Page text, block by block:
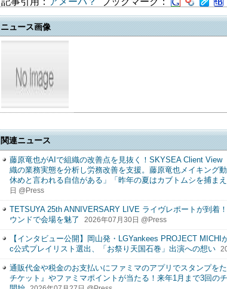
ニュース画像
関連ニュース
藤原竜也がAIで組織の改善点を見抜く！SKYSEA Client
織の業務実態を分析し労務改善を支援。藤原竜也メイキング
休めと言われる自信がある」「昨年の夏はカブトムシを捕ま
日 @Press
TETSUYA 25th ANNIVERSARY LIVE ライヴレポートが到着
ウンドで会場を魅了
2026年07月30日 @Press
【インタビュー公開】岡山発・LGYankees PROJECT
c公式プレイリスト選出、「お祭り天国石巻」出演への想い
通販代金や税金のお支払いにファミマのアプリでスタンプを
チケット』やファミマポイントが当たる！来年1月まで3回の